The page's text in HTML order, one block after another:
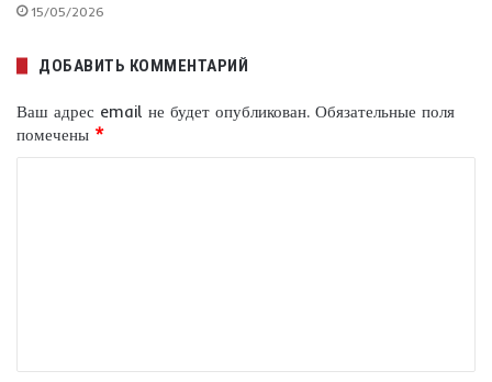
15/05/2026
ДОБАВИТЬ КОММЕНТАРИЙ
Ваш адрес email не будет опубликован. Обязательные поля
помечены *
т